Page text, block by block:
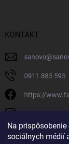
Na
sociálnych médií
KONTAKT
sanovo@
0911 885 595
https://